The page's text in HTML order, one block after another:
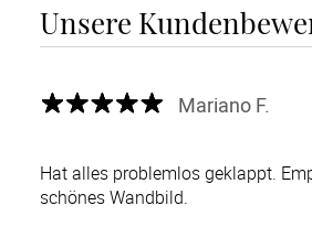
Unsere
Mariano F.
Hat alles problemlos geklappt.
schönes Wandbild.